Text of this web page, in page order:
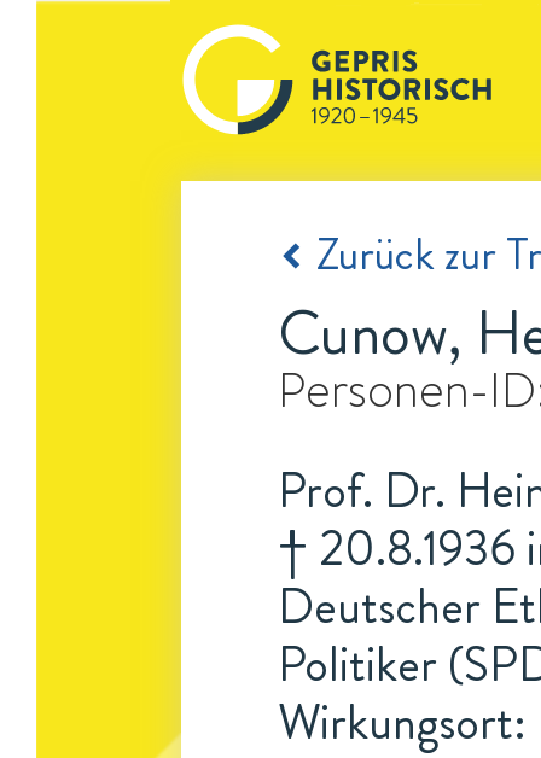
Zurück zur
Cunow,
Personen-
Prof. Dr.
† 20.8.1936
Deutscher
Politiker